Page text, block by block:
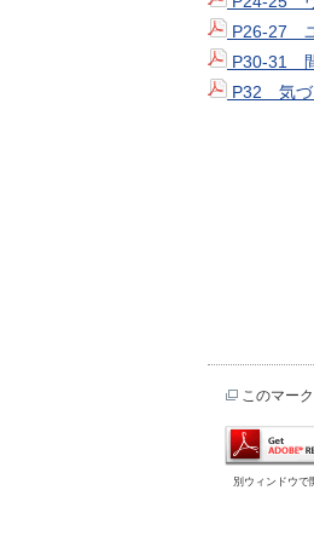
P26-27
P30-31
P32 気づ
このマー
別ウィンドウで